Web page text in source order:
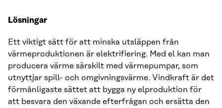
Lösningar
Ett viktigt sätt för att minska utsläppen från
värmeproduktionen är elektrifiering. Med el kan man
producera värme särskilt med värmepumpar, som
utnyttjar spill- och omgivningsvärme. Vindkraft är det
förmånligaste sättet att bygga ny elproduktion för
att besvara den växande efterfrågan och ersätta den